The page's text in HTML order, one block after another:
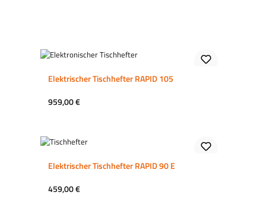
Elektrischer Tischhefter RAPID 105
Regulärer Preis:
959,00 €
Elektrischer Tischhefter RAPID 90 E
Regulärer Preis:
459,00 €